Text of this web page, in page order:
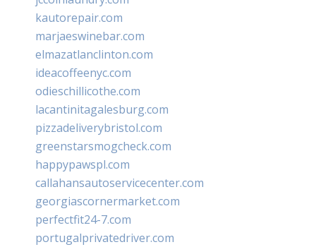
kautorepair.com
marjaeswinebar.com
elmazatlanclinton.com
ideacoffeenyc.com
odieschillicothe.com
lacantinitagalesburg.com
pizzadeliverybristol.com
greenstarsmogcheck.com
happypawspl.com
callahansautoservicecenter.com
georgiascornermarket.com
perfectfit24-7.com
portugalprivatedriver.com